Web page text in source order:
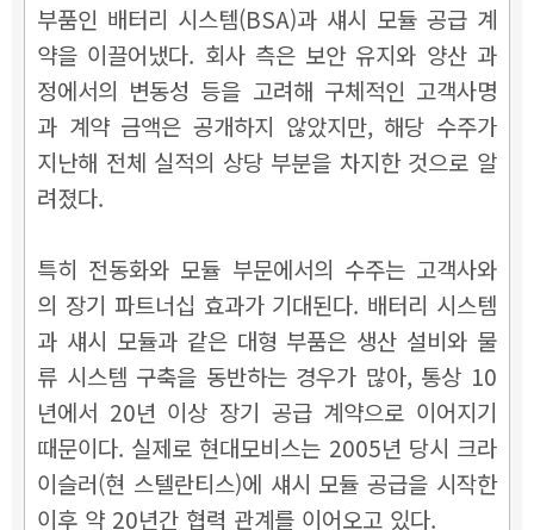
부품인 배터리 시스템(BSA)과 섀시 모듈 공급 계
약을 이끌어냈다. 회사 측은 보안 유지와 양산 과
정에서의 변동성 등을 고려해 구체적인 고객사명
과 계약 금액은 공개하지 않았지만, 해당 수주가
지난해 전체 실적의 상당 부분을 차지한 것으로 알
려졌다.
특히 전동화와 모듈 부문에서의 수주는 고객사와
의 장기 파트너십 효과가 기대된다. 배터리 시스템
과 섀시 모듈과 같은 대형 부품은 생산 설비와 물
류 시스템 구축을 동반하는 경우가 많아, 통상 10
년에서 20년 이상 장기 공급 계약으로 이어지기
때문이다. 실제로 현대모비스는 2005년 당시 크라
이슬러(현 스텔란티스)에 섀시 모듈 공급을 시작한
이후 약 20년간 협력 관계를 이어오고 있다.